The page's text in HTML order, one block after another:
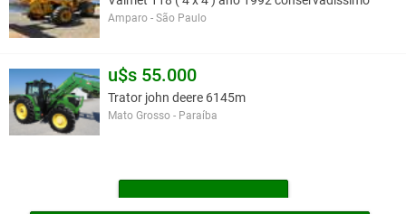
Amparo - São Paulo
u$s 55.000
Trator john deere 6145m
Mato Grosso - Paraíba